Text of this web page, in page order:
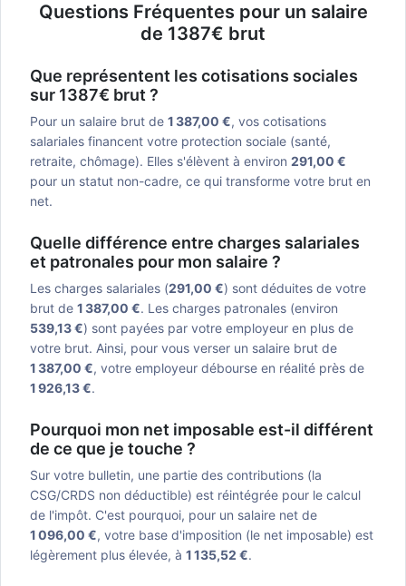
Questions Fréquentes pour un salaire
de 1387€ brut
Que représentent les cotisations sociales
sur 1387€ brut ?
Pour un salaire brut de 1 387,00 €, vos cotisations
salariales financent votre protection sociale (santé,
retraite, chômage). Elles s'élèvent à environ 291,00 €
pour un statut non-cadre, ce qui transforme votre brut en
net.
Quelle différence entre charges salariales
et patronales pour mon salaire ?
Les charges salariales (291,00 €) sont déduites de votre
brut de 1 387,00 €. Les charges patronales (environ
539,13 €) sont payées par votre employeur en plus de
votre brut. Ainsi, pour vous verser un salaire brut de
1 387,00 €, votre employeur débourse en réalité près de
1 926,13 €.
Pourquoi mon net imposable est-il différent
de ce que je touche ?
Sur votre bulletin, une partie des contributions (la
CSG/CRDS non déductible) est réintégrée pour le calcul
de l'impôt. C'est pourquoi, pour un salaire net de
1 096,00 €, votre base d'imposition (le net imposable) est
légèrement plus élevée, à 1 135,52 €.